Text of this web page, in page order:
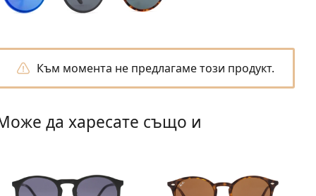
Към момента не предлагаме този продукт.
да харесате също и